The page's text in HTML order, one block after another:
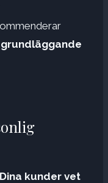
Dina kunder vet